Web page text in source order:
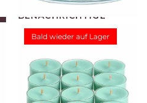
3-Docht-Duftwachsglas
Honeydew
34,95 €
Bald wieder auf Lager